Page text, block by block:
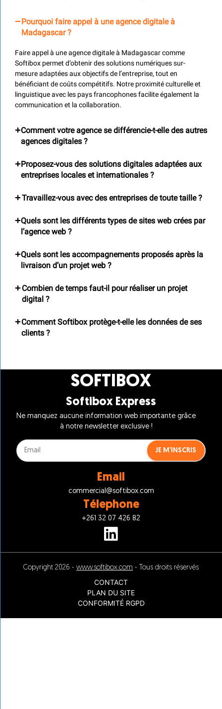
Pourquoi faire appel à une agence digitale à
Madagascar ?
Faire appel à une agence digitale à Madagascar comme
Softibox permet d’obtenir des solutions numériques sur-
mesure adaptées aux objectifs de l’entreprise, tout en
bénéficiant de coûts compétitifs. Notre proximité culturelle et
linguistique avec les pays francophones facilite également la
communication et la collaboration.
Comment votre agence se différencie-t-elle des autres
agences digitales ?
Proposez-vous des solutions digitales adaptées aux
entreprises locales et internationales ?
Travaillez-vous avec des entreprises de toute taille ?
Quels sont les différents types de sites web crées par
l’agence web ?
Quels sont les accompagnements proposés après la
livraison d’un projet web ?
Combien de temps faut-il pour réaliser un projet
digital ?
Comment Softibox protège-t-elle les données de ses
clients ?
SOFTIBOX
Softibox Express
Ne manquez aucune information web importante grâce
à notre newsletter exclusive !
E
-
m
JE M’INSCRIS
Email
commercial@softibox.com
Télephone
+261 32 07 426 82
Copyright 2026 - www.softibox.com - Tous droits réservés
CONTACT
PLAN DU SITE
CONFORMITÉ RGPD